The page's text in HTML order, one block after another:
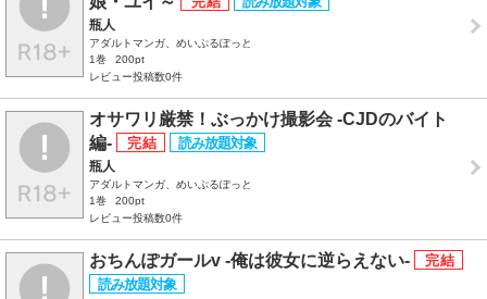
瓶人
アダルトマンガ、めいぷるぽっと
1巻
200pt
レビュー投稿数0件
オサワリ厳禁！ぶっかけ撮影会 -CJDのバイト
編-
瓶人
アダルトマンガ、めいぷるぽっと
1巻
200pt
レビュー投稿数0件
おちんぽガールv ‐俺は彼女に逆らえない‐